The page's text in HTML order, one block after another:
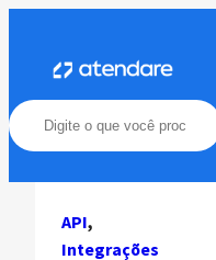
conteúdo
API
Integrações